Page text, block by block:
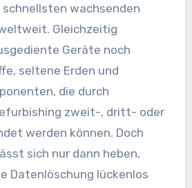
wachsenden
Gleichzeitig
Geräte noch
seltene Erden und
die durch
zweit-, dritt- oder
werden können. Doch
sich nur dann heben,
Datenlöschung lückenlos